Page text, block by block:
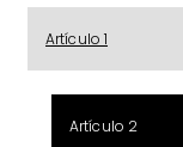
Artículo 1
Artículo 2